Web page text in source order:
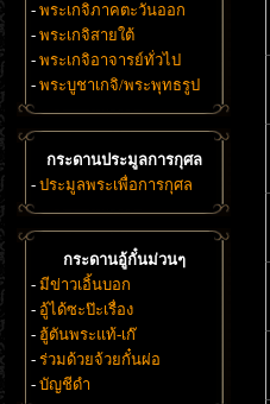
- พระเกจิภาคตะวันออก
- พระเกจิสายใต้
- พระเกจิอาจารย์ทั่วไป
- พระบูชาเกจิ/พระพุทธรูป
กระดานประมูลการกุศล
- ประมูลพระเพื่อการกุศล
กระดานอู้กั๋นม่วนๆ
- มีข่าวเอิ้นบอก
- อู้ได้ซะป๊ะเรื่อง
- ฮู้ตันพระแท้-เก๊
- ร่วมด้วยจ้วยกั๋นผ่อ
- บัญชีดำ